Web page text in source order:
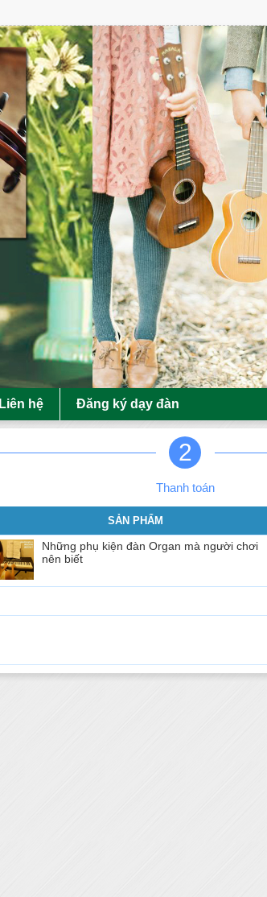
Liên hệ Đăng ký dạy đàn
2
Thanh toán
SẢN PHẨM
Những phụ kiện đàn Organ mà người chơi
nên biết